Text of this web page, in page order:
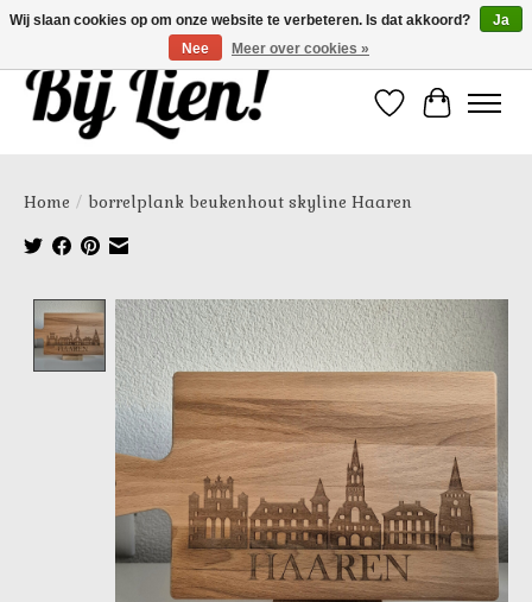
Verlanglijst
Home / borrelplank beukenhout skyline Haaren
Product image slideshow Items
Wij slaan cookies op om onze website te verbeteren. Is dat akkoord?
Ja
Nee
Meer over cookies »